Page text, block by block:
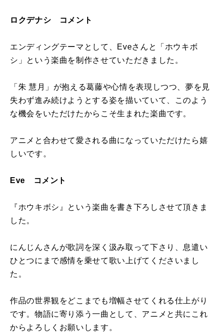
ロクデナシ コメント
エンディングテーマとして、Eveさんと「ホウキボ
シ」という楽曲を制作させていただきました。
「朱 慧月」が抱える葛藤や心情を表現しつつ、夢を見
失わず進み続けようとする姿を描いていて、このよう
な機会をいただけたからこそ生まれた楽曲です。
アニメと合わせて愛される曲になっていただけたら嬉
しいです。
Eve コメント
『ホウキボシ』という楽曲を書き下ろしさせて頂きま
した。
にんじんさんが歌詞を深く汲み取って下さり、息遣い
ひとつにまで感情を乗せて歌い上げてくださいまし
た。
作品の世界観をどこまでも増幅させてくれる仕上がり
です。物語に寄り添う一曲として、アニメと共にこれ
からよろしくお願いします。